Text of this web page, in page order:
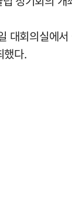
대회의실에
했다.